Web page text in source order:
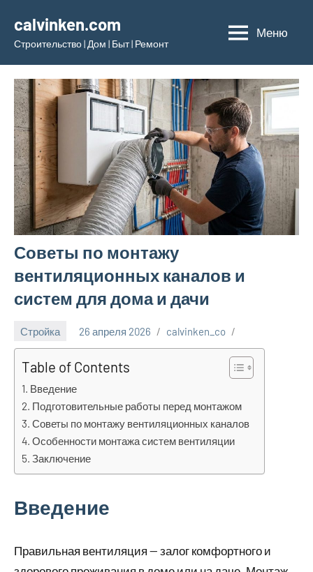
содержимому
calvinken.com
Строительство | Дом | Быт | Ремонт
Меню
Советы по монтажу
вентиляционных каналов и
систем для дома и дачи
Стройка 26 апреля 2026 calvinken_co
Table of Contents
Введение
Подготовительные работы перед монтажом
Советы по монтажу вентиляционных каналов
Особенности монтажа систем вентиляции
Заключение
Введение
Правильная вентиляция — залог комфортного и